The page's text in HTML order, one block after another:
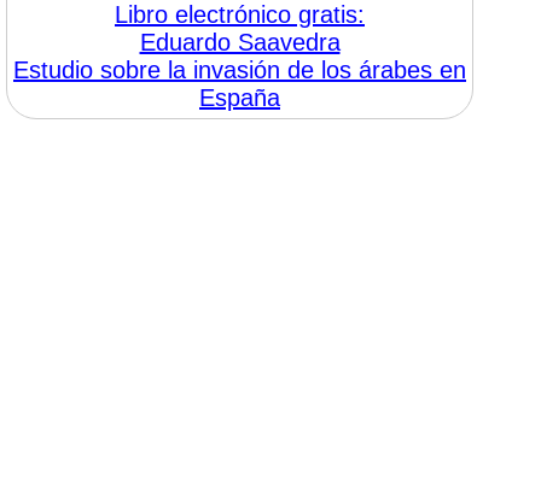
Libro electrónico gratis:
Eduardo Saavedra
Estudio sobre la invasión de los árabes en
España